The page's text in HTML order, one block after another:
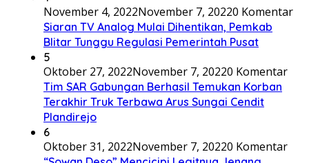
November 4, 2022November 7, 20220 Komentar
Siaran TV Analog Mulai Dihentikan, Pemkab
Blitar Tunggu Regulasi Pemerintah Pusat
5
Oktober 27, 2022November 7, 20220 Komentar
Tim SAR Gabungan Berhasil Temukan Korban
Terakhir Truk Terbawa Arus Sungai Cendit
Plandirejo
6
Oktober 31, 2022November 7, 20220 Komentar